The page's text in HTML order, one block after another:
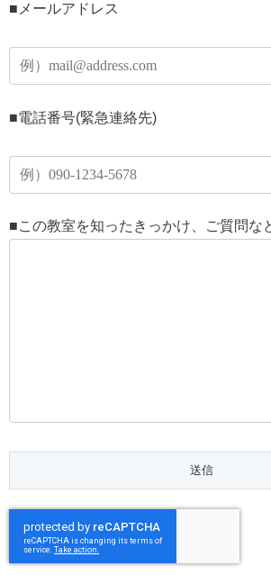
■メールアドレス
■電話番号(緊急連絡先)
■この教室を知ったきっかけ、ご質問な